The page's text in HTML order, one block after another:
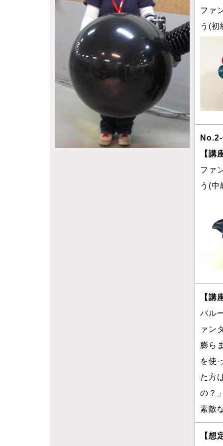
ファ
う(初
【講
ファ
う(中
【講
バル
ァン
膨ら
を使
た方
の？
素敵
【想